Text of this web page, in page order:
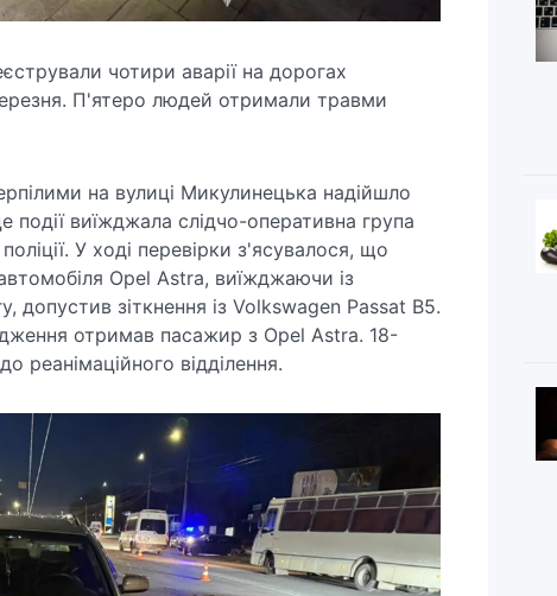
чотири аварії на дорогах
П'ятеро людей отримали травми
на вулиці Микулинецька надійшло
події виїжджала слідчо-оперативна група
У ході перевірки з'ясувалося, що
Opel Astra, виїжджаючи із
допустив зіткнення із Volkswagen Passat B5.
отримав пасажир з Opel Astra. 18-
реанімаційного відділення.